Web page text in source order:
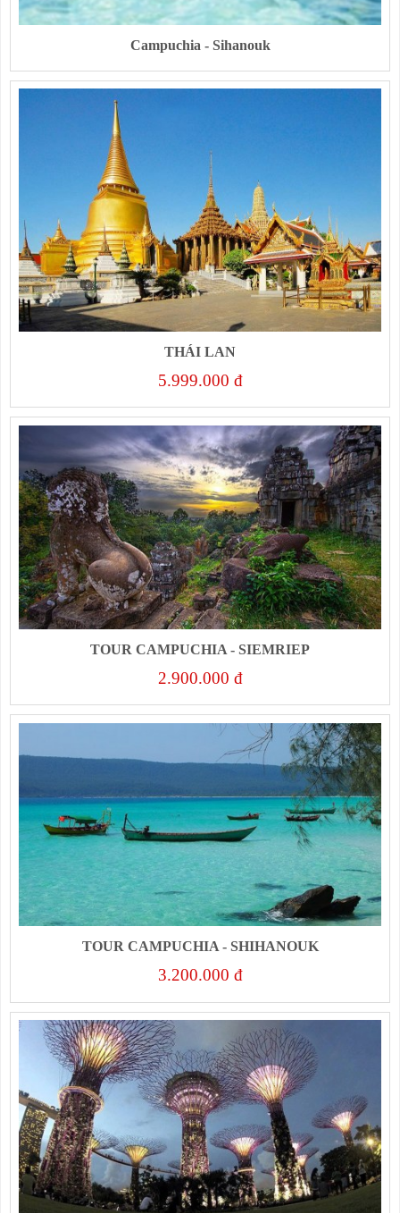
Campuchia - Sihanouk
THÁI LAN
5.999.000 đ
TOUR CAMPUCHIA - SIEMRIEP
2.900.000 đ
TOUR CAMPUCHIA - SHIHANOUK
3.200.000 đ